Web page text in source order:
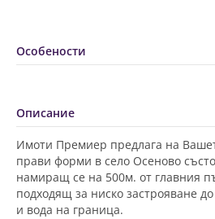
Особености
Описание
Имоти Премиер предлага на
прави форми в село Осеново
намиращ се на 500м. от главния
подходящ за ниско застрояване
и вода на граница.